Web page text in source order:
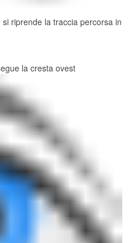
riprende la traccia percorsa in
la cresta ovest